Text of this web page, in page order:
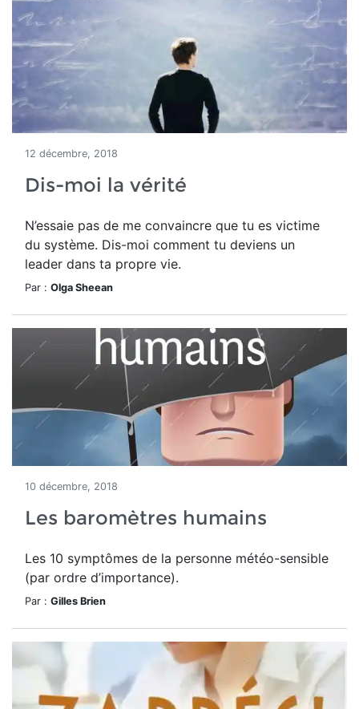
12 décembre, 2018
Dis-moi la vérité
N’essaie pas de me convaincre que tu es victime
du système. Dis-moi comment tu deviens un
leader dans ta propre vie.
Par : Olga Sheean
10 décembre, 2018
Les baromètres humains
Les 10 symptômes de la personne météo-sensible
(par ordre d’importance).
Par : Gilles Brien